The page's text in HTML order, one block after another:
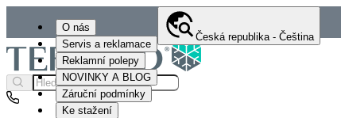
O nás
Servis a reklamace
Reklamní polepy
NOVINKY A BLOG
Záruční podmínky
Ke stažení
Česká republika - Čeština